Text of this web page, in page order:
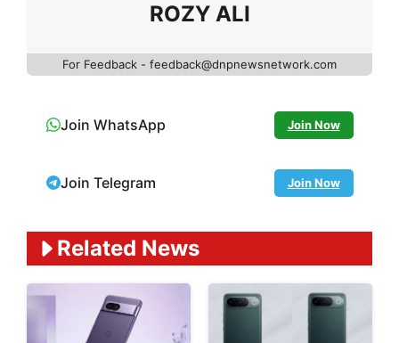
ROZY ALI
For Feedback - feedback@dnpnewsnetwork.com
Join WhatsApp Join Now
Join Telegram Join Now
Related News